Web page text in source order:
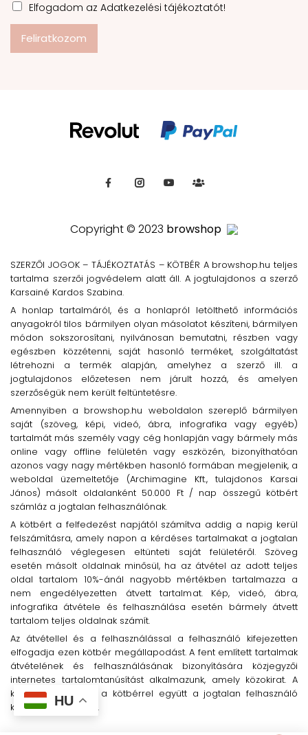
Elfogadom az Adatkezelési tájékoztatót!
Feliratkozom
Copyright © 2023 browshop
SZERZŐI JOGOK – TÁJÉKOZTATÁS – KÖTBÉR A browshop.hu teljes
tartalma szerzői jogvédelem alatt áll. A jogtulajdonos a szerző
Karsainé Kardos Szabina.
A honlap tartalmáról, és a honlapról letölthető információs
anyagokról tilos bármilyen olyan másolatot készíteni, bármilyen
módon sokszorosítani, nyilvánosan bemutatni, részben vagy
egészben közzétenni, saját hasonló terméket, szolgáltatást
létrehozni a termék alapján, amelyhez a szerző ill. a
jogtulajdonos előzetesen nem járult hozzá, és amelyen
szerzőségük nem került feltüntetésre.
Amennyiben a browshop.hu weboldalon szereplő bármilyen
saját (szöveg, képi, videó, ábra, infografika vagy egyéb)
tartalmát más személy vagy cég honlapján vagy bármely más
online vagy offline felületén vagy eszközén, bizonyíthatóan
azonos vagy nagy mértékben hasonló formában megjelenik, a
weboldal üzemeltetője (Archimagine Kft., tulajdonos Karsai
János) másolt oldalanként 50.000 Ft / nap összegű kötbért
számláz a jogtalan felhasználónak.
A kötbért a felfedezést napjától számítva addig a napig kerül
felszámításra, amely napon a kérdéses tartalmakat a jogtalan
felhasználó véglegesen eltünteti saját felületéről. Szöveg
esetén másolt oldalnak minősül, ha az átvétel az adott teljes
oldal tartalom 10%-ánál nagyobb mértékben tartalmazza a
nem engedélyezetten átvett tartalmat. Kép, videó, ábra,
infografika átvétele és felhasználása esetén bármely átvett
tartalom teljes oldalnak számít.
Az átvétellel és a felhasználással a felhasználó kifejezetten
elfogadja ezen kötbér megállapodást. A fent említett tartalmak
átvételének és felhasználásának bizonyítására közjegyzői
internetes tartalomtanúsítást alkalmazunk, amely közokirat. A
közokirat költségét a kötbérrel együtt a jogtalan felhasználó
köteles megtéríteni.
HU